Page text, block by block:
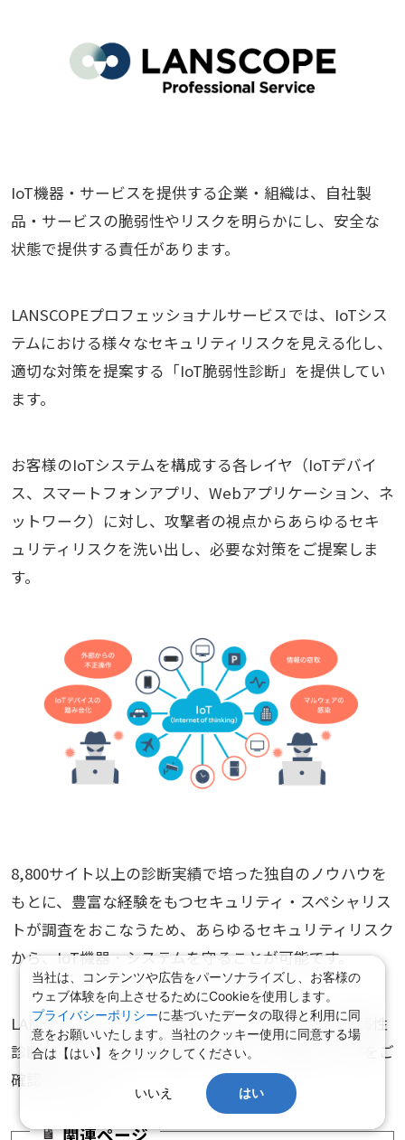
IoT機器・サービスを提供する企業・組織は、自社製
品・サービスの脆弱性やリスクを明らかにし、安全な
状態で提供する責任があります。
LANSCOPEプロフェッショナルサービスでは、IoTシス
テムにおける様々なセキュリティリスクを見える化し、
適切な対策を提案する「IoT脆弱性診断」を提供してい
ます。
お客様のIoTシステムを構成する各レイヤ（IoTデバイ
ス、スマートフォンアプリ、Webアプリケーション、ネ
ットワーク）に対し、攻撃者の視点からあらゆるセキ
ュリティリスクを洗い出し、必要な対策をご提案しま
す。
8,800サイト以上の診断実績で培った独自のノウハウを
もとに、豊富な経験をもつセキュリティ・スペシャリス
トが調査をおこなうため、あらゆるセキュリティリスク
から、IoT機器・システムを守ることが可能です。
LANSCOPEプロフェッショナルサービスの「IoT脆弱性
診断」について詳しく知りたい方は、下記のページをご
確認ください。
関連ページ
当社は、コンテンツや広告をパーソナライズし、お客様の
ウェブ体験を向上させるためにCookieを使用します。
プライバシーポリシーに基づいたデータの取得と利用に同
意をお願いいたします。当社のクッキー使用に同意する場
合は【はい】をクリックしてください。
いいえ はい